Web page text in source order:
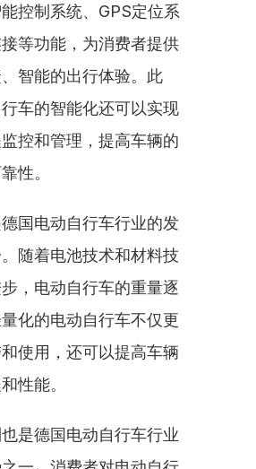
控制系统、GPS定位系
等功能，为消费者提供
智能的出行体验。此
车的智能化还可以实现
控和管理，提高车辆的
性。
国电动自行车行业的发
随着电池技术和材料技
，电动自行车的重量逐
化的电动自行车不仅更
使用，还可以提高车辆
性能。
是德国电动自行车行业